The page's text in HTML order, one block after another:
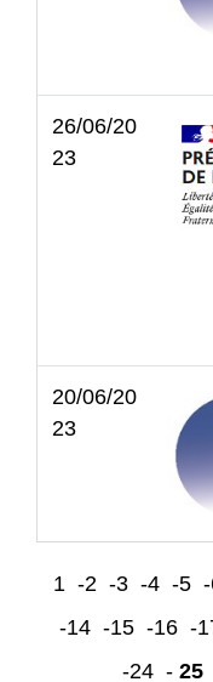
26/06/20
23
20/06/20
23
1 -2 -3 -4 -5
-14 -15 -16 -
-24 - 25